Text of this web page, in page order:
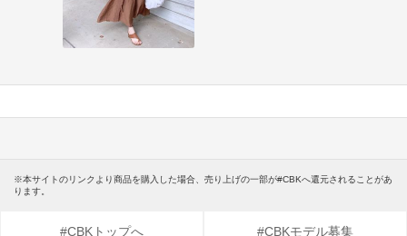
※本サイトのリンクより商品を購入した場合、売り上げの一部が#CBKへ還元されることがあ
ります。
#CBKトップへ #CBKモデル募集